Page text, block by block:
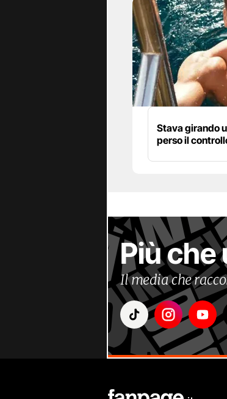
Stava girando
perso il
Più che
Il media che